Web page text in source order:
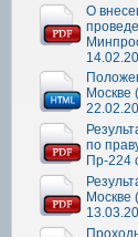
О
по
Пр-224